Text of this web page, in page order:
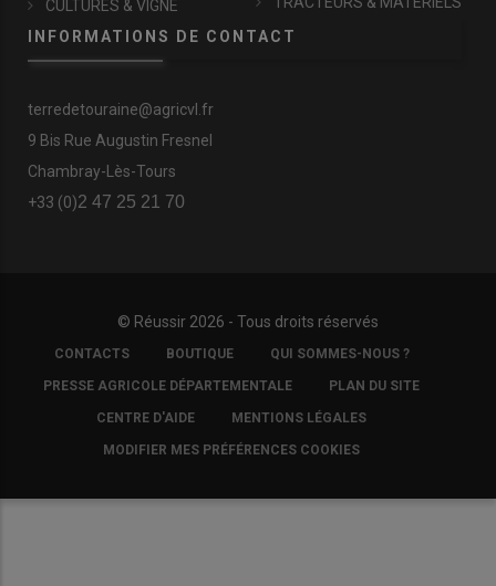
CULTURES & VIGNE
INFORMATIONS DE CONTACT
terredetouraine@agricvl.fr
9 Bis Rue Augustin Fresnel
Chambray-Lès-Tours
+33 (0)2 47 25 21 70
© Réussir 2026 - Tous droits réservés
FOOTER
COPYRIGHT
CONTACTS BOUTIQUE QUI SOMMES-NOUS ?
PRESSE AGRICOLE DÉPARTEMENTALE PLAN DU SITE
CENTRE D'AIDE MENTIONS LÉGALES
MODIFIER MES PRÉFÉRENCES COOKIES